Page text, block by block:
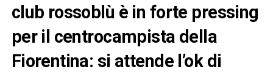
club rossoblù è in forte pressing
per il centrocampista della
Fiorentina: si attende l’ok di